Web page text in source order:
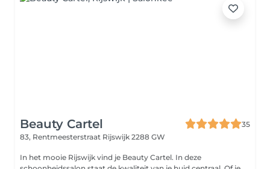
Beauty Cartel
35
83, Rentmeesterstraat Rijswijk 2288 GW
In het mooie Rijswijk vind je Beauty Cartel. In deze